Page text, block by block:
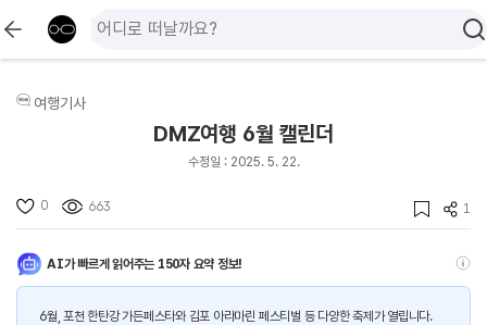
여행기사
DMZ여행 6월 캘린더
수정일 : 2025. 5. 22.
0 663 1
AI가 빠르게 읽어주는 150자 요약 정보!
6월, 포천 한탄강 가든페스타와 김포 아라마린 페스티벌 등 다양한 축제가 열립니다.